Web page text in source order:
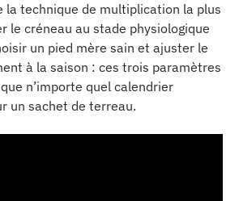
la technique de multiplication la plus
le créneau au stade physiologique
un pied mère sain et ajuster le
à la saison : ces trois paramètres
n’importe quel calendrier
un sachet de terreau.